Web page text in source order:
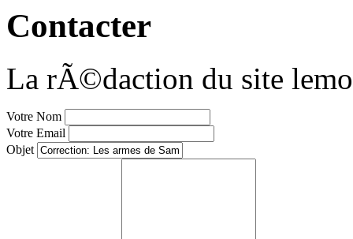
Contacter
La rÃ©daction du site
Votre Nom
Votre Email
Objet